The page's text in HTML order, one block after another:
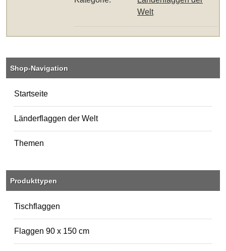
Welt
Shop-Navigation
Startseite
Länderflaggen der Welt
Themen
Produkttypen
Tischflaggen
Flaggen 90 x 150 cm